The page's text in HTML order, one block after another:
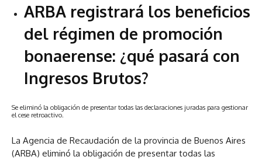
ARBA registrará los beneficios
del régimen de promoción
bonaerense: ¿qué pasará con
Ingresos Brutos?
Se eliminó la obligación de presentar todas las declaraciones juradas para gestionar
el cese retroactivo.
La Agencia de Recaudación de la provincia de Buenos Aires
(ARBA) eliminó la obligación de presentar todas las